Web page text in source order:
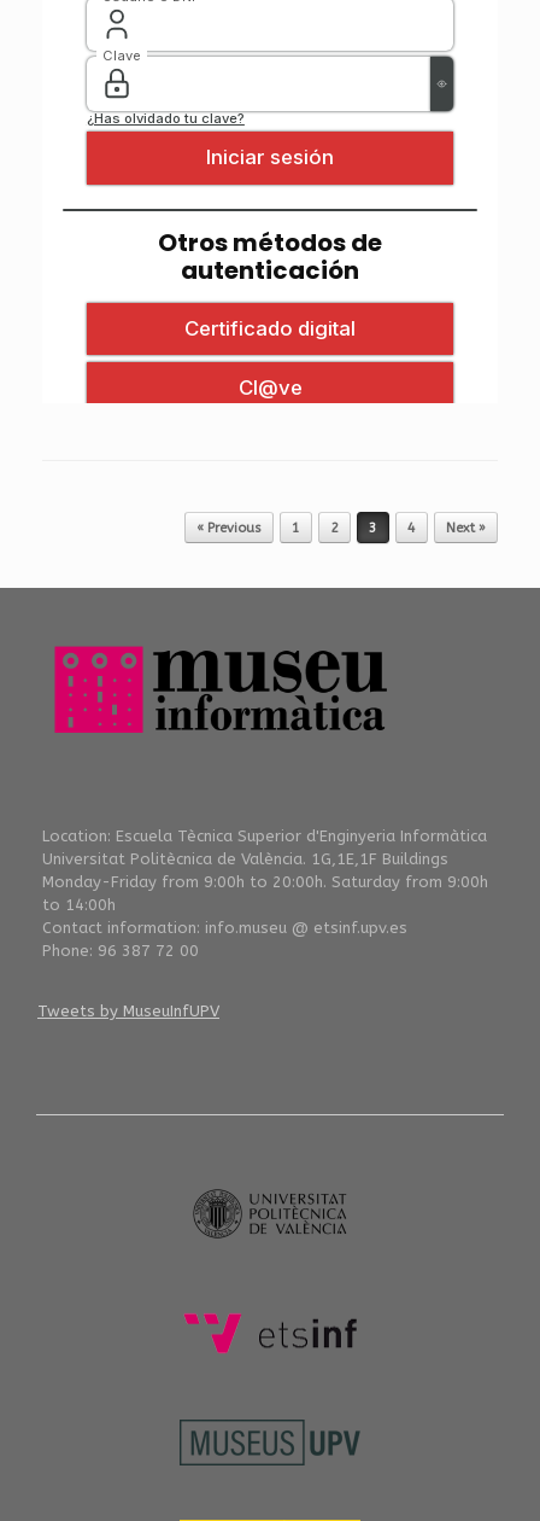
« Previous 1 2 3 4 Next »
Location: Escuela Tècnica Superior d'Enginyeria Informàtica
Universitat Politècnica de València. 1G,1E,1F Buildings
Monday-Friday from 9:00h to 20:00h. Saturday from 9:00h
to 14:00h
Contact information: info.museu @ etsinf.upv.es
Phone: 96 387 72 00
Tweets by MuseuInfUPV